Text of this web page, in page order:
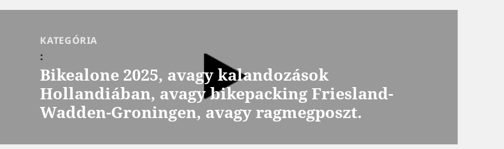
navigációKATEGÓRIA
:
Bikealone 2025, avagy kalandozások
Hollandiában, avagy bikepacking Friesland-
Wadden-Groningen, avagy ragmegposzt.